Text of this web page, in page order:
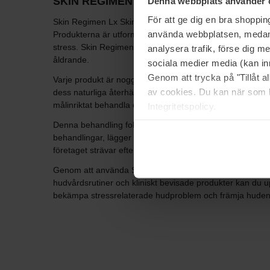
För att ge dig en bra
använda webbplatsen,
analysera trafik, förse dig
sociala medier media (kan
Genom att trycka på "Tillåt
av cookies. Du kan när
Integritetspolicy.
Skin Regimen Lx Skin Regimen är en modern och
Produkterna är utformade för att passa alla, oavsett
stress. Skin Regimen erbjuder en skräddarsydd
åldrande.
Varje produkt är noggrant formulerad med naturliga
dess naturliga återhämtning och förnyelse. En av Skin
målinriktat behandla de vanligaste hudproblem som är
Denna behandling fokuserar på att återfukta huden,
behandlingar, lägger Skin Regimen också stor vikt vid
företaget strävar efter att minimera sin miljöpåverkan
Genom att använda Skin Regimen kan du ge din hud
hudvårdsrutiner och kliniskt bevisade produkter kan du
bekämpa stressrelaterade hudproblem och främja